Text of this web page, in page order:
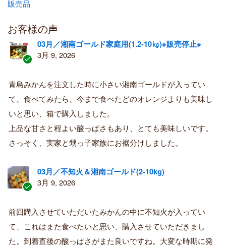
販売品
お客様の声
証
済
み
購
者
03月／湘南ゴールド家庭用(1.2-10㎏)※販売停止※
3月 9, 2026
青島みかんを注文した時に小さい湘南ゴールドが入ってい
て、食べてみたら、今まで食べたどのオレンジよりも美味し
いと思い、箱で購入しました。
上品な甘さと程よい酸っぱさもあり、とても美味しいです。
さっそく、実家と甥っ子家族にお裾分けしました。
証
済
み
購
03月／不知火＆湘南ゴールド(2-10kg)
3月 9, 2026
前回購入させていただいたみかんの中に不知火が入ってい
て、これはまた食べたいと思い、購入させていただきまし
た。到着直後の酸っぱさがまた良いですね。大変な時期に発